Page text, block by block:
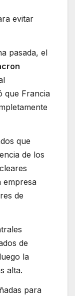
evitar
pasada, el
que Francia
que
de los
empresa
de
de
la
alta.
para